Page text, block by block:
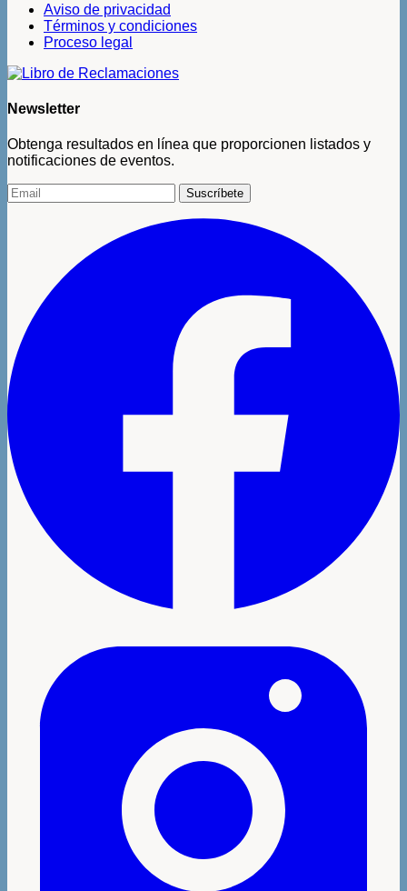
Aviso de privacidad
Términos y condiciones
Proceso legal
Newsletter
Obtenga resultados en línea que proporcionen listados y
notificaciones de eventos.
Suscríbete